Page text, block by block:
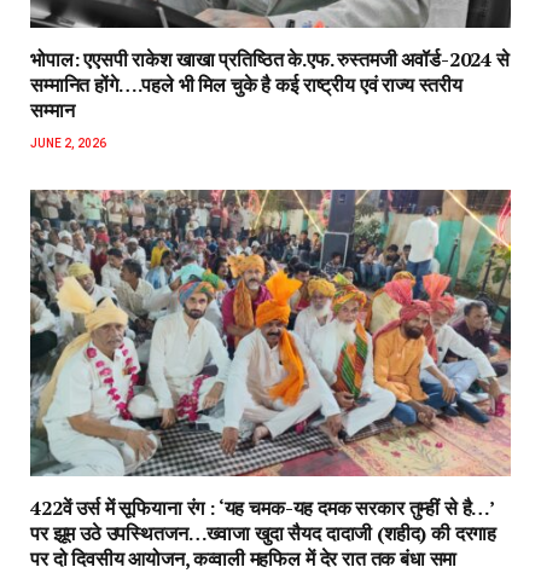
भोपाल: एएसपी राकेश‌ खाखा प्रतिष्ठित के.एफ. रुस्तमजी अवॉर्ड-2024 से
सम्मानित होंगे….पहले भी मिल चुके है कई राष्ट्रीय एवं राज्य स्तरीय
सम्मान
JUNE 2, 2026
422वें उर्स में सूफियाना रंग : ‘यह चमक-यह दमक सरकार तुम्हीं से है…’
पर झूम उठे उपस्थितजन…ख्वाजा खुदा सैयद दादाजी (शहीद) की दरगाह
पर दो दिवसीय आयोजन, कव्वाली महफिल में देर रात तक बंधा समा